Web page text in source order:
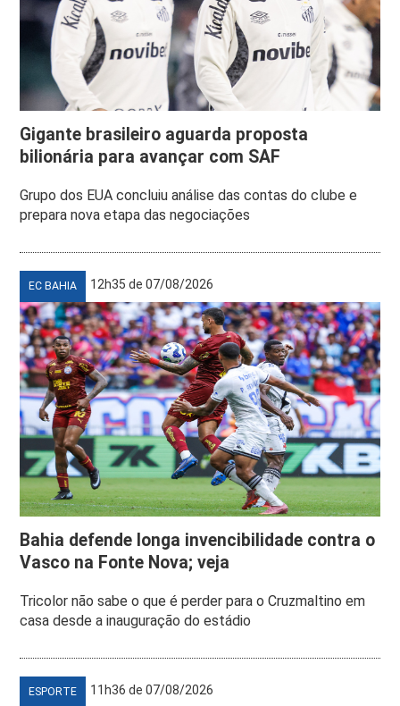
Gigante brasileiro aguarda proposta
bilionária para avançar com SAF
Grupo dos EUA concluiu análise das contas do clube e
prepara nova etapa das negociações
EC BAHIA 12h35 de 07/08/2026
Bahia defende longa invencibilidade contra o
Vasco na Fonte Nova; veja
Tricolor não sabe o que é perder para o Cruzmaltino em
casa desde a inauguração do estádio
ESPORTE 11h36 de 07/08/2026